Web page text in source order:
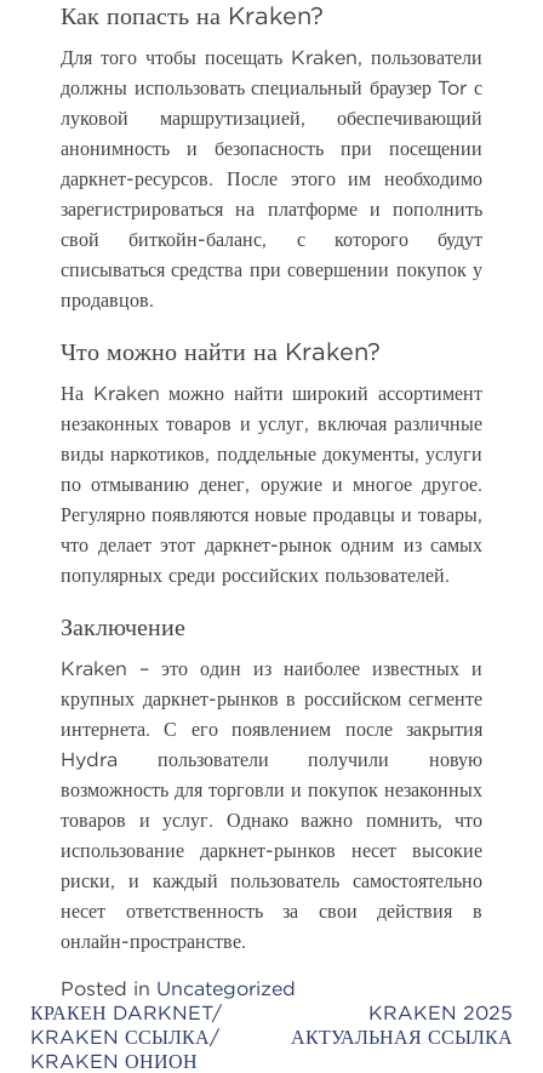
Как попасть на Kraken?
Для того чтобы посещать Kraken, пользователи
должны использовать специальный браузер Tor с
луковой маршрутизацией, обеспечивающий
анонимность и безопасность при посещении
даркнет-ресурсов. После этого им необходимо
зарегистрироваться на платформе и пополнить
свой биткойн-баланс, с которого будут
списываться средства при совершении покупок у
продавцов.
Что можно найти на Kraken?
На Kraken можно найти широкий ассортимент
незаконных товаров и услуг, включая различные
виды наркотиков, поддельные документы, услуги
по отмыванию денег, оружие и многое другое.
Регулярно появляются новые продавцы и товары,
что делает этот даркнет-рынок одним из самых
популярных среди российских пользователей.
Заключение
Kraken – это один из наиболее известных и
крупных даркнет-рынков в российском сегменте
интернета. С его появлением после закрытия
Hydra пользователи получили новую
возможность для торговли и покупок незаконных
товаров и услуг. Однако важно помнить, что
использование даркнет-рынков несет высокие
риски, и каждый пользователь самостоятельно
несет ответственность за свои действия в
онлайн-пространстве.
Posted in Uncategorized
Post
navigation
КРАКЕН DARKNET/
KRAKEN ССЫЛКА/
KRAKEN ОНИОН
KRAKEN 2025
АКТУАЛЬНАЯ ССЫЛКА